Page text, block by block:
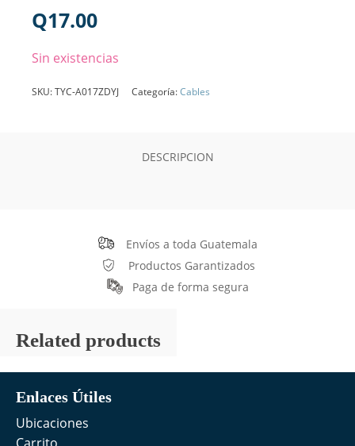
Q17.00
Sin existencias
SKU:TYC-A017ZDYJ Categoría:Cables
DESCRIPCION
Envíos a toda Guatemala
Productos Garantizados
Paga de forma segura
Related products
Enlaces Útiles
Ubicaciones